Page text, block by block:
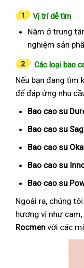
Vị trí dễ tìm
Nằm ở trung
nghiệm sản
Các loại bao
Nếu bạn đang tìm
để đáp ứng nhu
Bao cao su
Bao cao su
Bao cao su
Bao cao su
Bao cao su
Ngoài ra, chúng
hương vị như cam,
Rocmen với các